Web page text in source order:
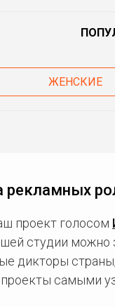
ЖЕНСКИЕ
рекламных
проект голосом
студии можно
дикторы
самыми